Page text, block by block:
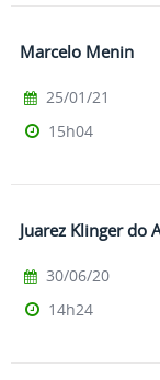
Marcelo Menin
25/01/21
15h04
Juarez Klinger do
30/06/20
14h24